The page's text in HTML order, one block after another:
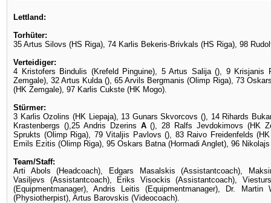
Lettland:
Torhüter:
35 Artus Silovs (HS Riga), 74 Karlis Bekeris-Brivkals (HS Riga), 98
Verteidiger:
4 Kristofers Bindulis (Krefeld Pinguine), 5 Artus Salija (), 9 Krisjanis
Zemgale), 32 Artus Kulda (), 65 Arvils Bergmanis (Olimp Riga), 73
(HK Zemgale), 97 Karlis Cukste (HK Mogo).
Stürmer:
3 Karlis Ozolins (HK Liepaja), 13 Gunars Skvorcovs (), 14 Rihards
Krastenbergs (),25 Andris Dzerins A(), 28 Ralfs Jevdokimovs (HK
Sprukts (Olimp Riga), 79 Vitaljis Pavlovs (), 83 Raivo Freidenfelds
Emils Ezitis (Olimp Riga), 95 Oskars Batna (Hormadi Anglet), 96
Team/Staff:
Arti Abols (Headcoach), Edgars Masalskis (Assistantcoach),
Vasiljevs (Assistantcoach), Eriks Visockis (Assistantcoach),
(Equipmentmanager), Andris Leitis (Equipmentmanager), Dr.
(Physiotherpist), Artus Barovskis (Videocoach).